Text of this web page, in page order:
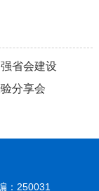
省会建设
分享会
：250031